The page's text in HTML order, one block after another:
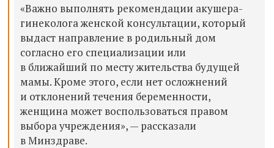
«Важно выполнять рекомендации акушера-
гинеколога женской консультации, который
выдаст направление в родильный дом
согласно его специализации или
в ближайший по месту жительства будущей
мамы. Кроме этого, если нет осложнений
и отклонений течения беременности,
женщина может воспользоваться правом
выбора учреждения», — рассказали
в Минздраве.